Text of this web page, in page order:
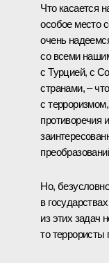
Что касается
особое место
очень
со всеми
с Турцией, с
странами, –
с
противоречия
Но,
в
из этих задач
то террористы